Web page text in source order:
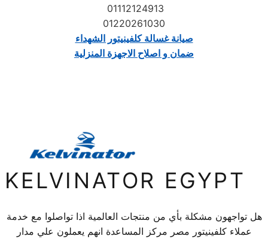
01112124913
01220261030
صيانة غسالة كلفينيتور الشهداء
ضمان و اصلاح الاجهزة المنزلية
KELVINATOR EGYPT
هل تواجهون مشكلة بأي من منتجات العالمية اذا تواصلوا مع خدمة
عملاء كلفينيتور مصر مركز المساعدة انهم يعملون علي مدار